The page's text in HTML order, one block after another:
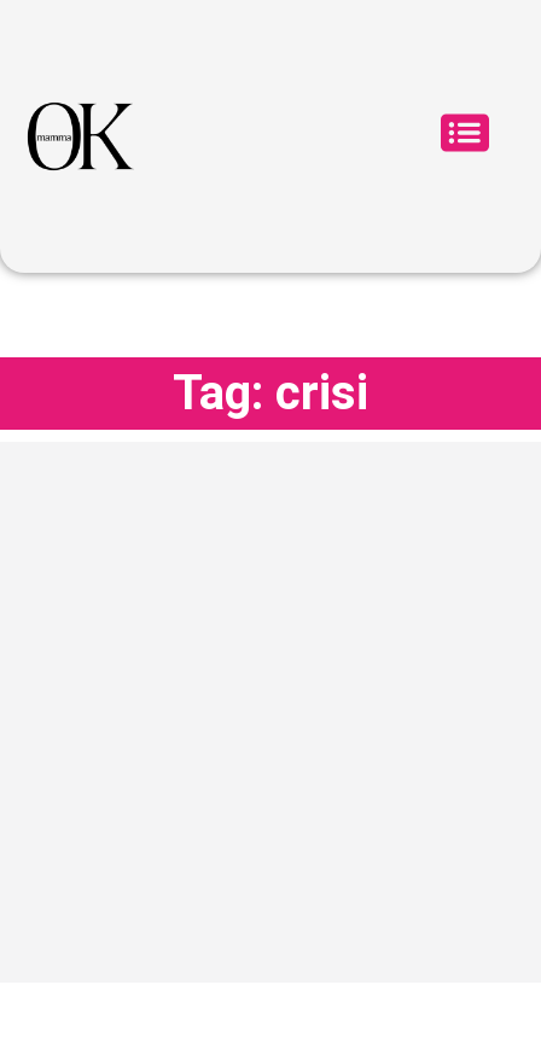
Tag: crisi